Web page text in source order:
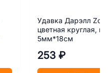
Удавка Дарэлл
цветная круглая,
5мм*18см
253 ₽